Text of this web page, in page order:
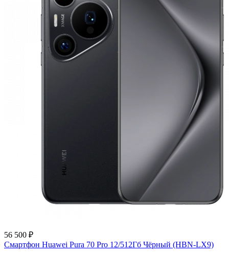
56 500 ₽
Смартфон Huawei Pura 70 Pro 12/512Гб Чёрный (HBN-LX9)